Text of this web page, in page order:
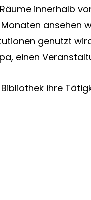
innerhalb
ansehen
genutzt
einen
ihre